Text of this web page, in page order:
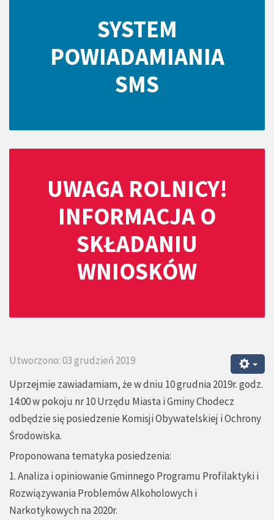
SYSTEM
POWIADAMIANIA
SMS
UWAGA ROLNICY!
INFORMACJA O
SKŁADANIU
WNIOSKÓW
Utworzono: 03 grudzień 2019
Uprzejmie zawiadamiam, że w dniu 10 grudnia 2019r. godz.
14:00 w pokoju nr 10 Urzędu Miasta i Gminy Chodecz
odbędzie się posiedzenie Komisji Obywatelskiej i Ochrony
Środowiska.
Proponowana tematyka posiedzenia:
1. Analiza i opiniowanie Gminnego Programu Profilaktyki i
Rozwiązywania Problemów Alkoholowych i
Narkotykowych na 2020r.